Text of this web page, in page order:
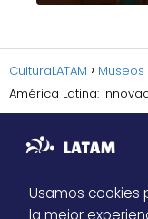
CulturaLATAM Museos
América Latina:
Usamos cookies
la mejor